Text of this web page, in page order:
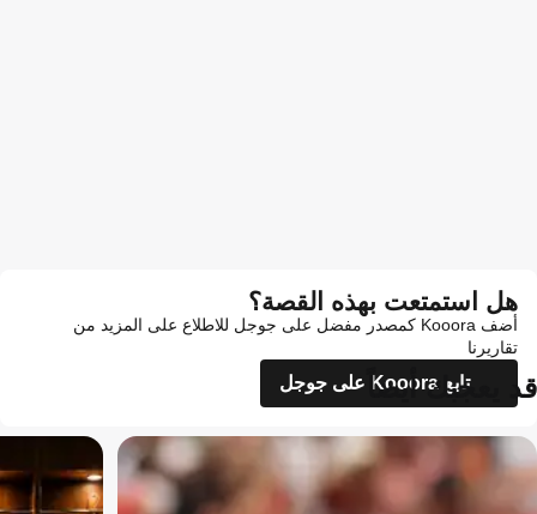
هل استمتعت بهذه القصة؟
أضف Kooora كمصدر مفضل على جوجل للاطلاع على المزيد من
تقاريرنا
تابع Kooora على جوجل
قد يعجبك أيضاً